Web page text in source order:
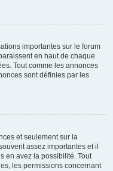
importantes sur le forum
en haut de chaque
Tout comme les annonces
sont définies par les
et seulement sur la
assez importantes et il
en avez la possibilité. Tout
les permissions concernant